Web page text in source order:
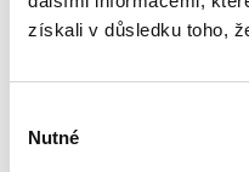
získali v důsledku toho,
souhlasu
Nutné